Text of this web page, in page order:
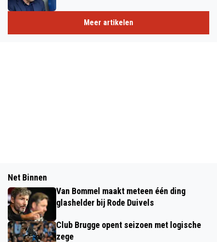
Meer artikelen
Net Binnen
Van Bommel maakt meteen één ding
glashelder bij Rode Duivels
Club Brugge opent seizoen met logische
zege